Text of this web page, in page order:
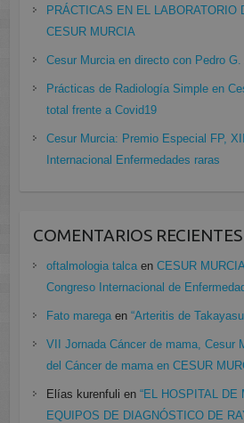
PRÁCTICAS EN EL LABORATORIO
CESUR MURCIA
Cesur Murcia en directo con Pedro G.
Prácticas de Radiología Simple en
total frente a Covid19
Cesur Murcia: Premio Especial FP,
Internacional Enfermedades raras
COMENTARIOS RECIENTES
oftalmologia talcaen CESUR
Congreso Internacional de
Fato maregaen “Arteritis de
VII Jornada Cáncer de mama, Cesur
del Cáncer de mama en CESUR
Elías kurenfuli en “EL HOSPITAL DE
EQUIPOS DE DIAGNÓSTICO DE